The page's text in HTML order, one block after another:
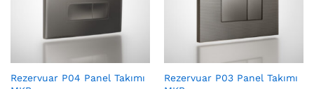
Rezervuar P04 Panel Takımı
Rezervuar P03 Panel Takımı